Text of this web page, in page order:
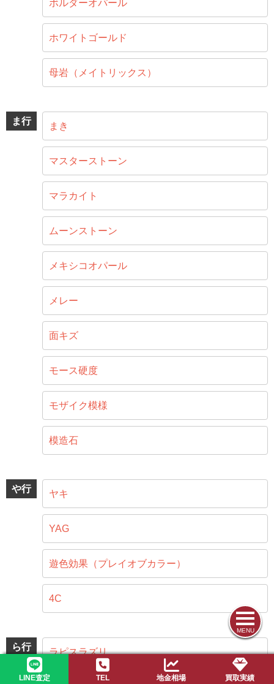
MENU
LINE査定 TEL 地金相場 買取実績
ボルダーオパール
ホワイトゴールド
母岩（メイトリックス）
ま行 まき
マスターストーン
マラカイト
ムーンストーン
メキシコオパール
メレー
面キズ
モース硬度
モザイク模様
模造石
や行 ヤキ
YAG
遊色効果（プレイオブカラー）
4C
ら行 ラピスラズリ